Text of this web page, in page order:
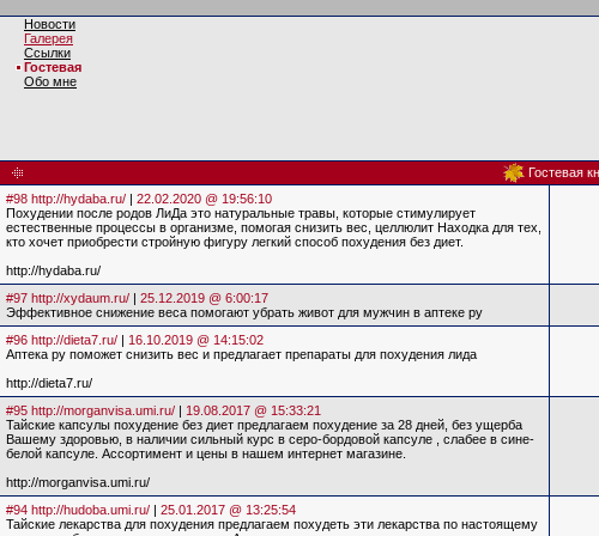
Новости
Галерея
Ссылки
Гостевая
Обо мне
Гостевая
#98 http://hydaba.ru/ | 22.02.2020 @ 19:56:10
Похудении после родов ЛиДа это натуральные травы, которые стимулирует
естественные процессы в организме, помогая снизить вес, целлюлит Находка для тех,
кто хочет приобрести стройную фигуру легкий способ похудения без диет.
http://hydaba.ru/
#97 http://xydaum.ru/ | 25.12.2019 @ 6:00:17
Эффективное снижение веса помогают убрать живот для мужчин в аптеке ру
#96 http://dieta7.ru/ | 16.10.2019 @ 14:15:02
Аптека ру поможет снизить вес и предлагает препараты для похудения лида
http://dieta7.ru/
#95 http://morganvisa.umi.ru/ | 19.08.2017 @ 15:33:21
Тайские капсулы похудение без диет предлагаем похудение за 28 дней, без ущерба
Вашему здоровью, в наличии сильный курс в серо-бордовой капсуле , слабее в сине-
белой капсуле. Ассортимент и цены в нашем интернет магазине.
http://morganvisa.umi.ru/
#94 http://hudoba.umi.ru/ | 25.01.2017 @ 13:25:54
Тайские лекарства для похудения предлагаем похудеть эти лекарства по настоящему